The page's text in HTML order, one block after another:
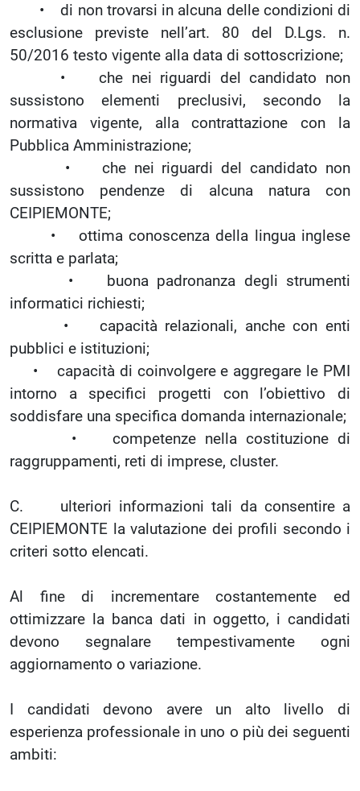
• di non trovarsi in alcuna delle condizioni di
esclusione previste nell’art. 80 del D.Lgs. n.
50/2016 testo vigente alla data di sottoscrizione;
• che nei riguardi del candidato non
sussistono elementi preclusivi, secondo la
normativa vigente, alla contrattazione con la
Pubblica Amministrazione;
• che nei riguardi del candidato non
sussistono pendenze di alcuna natura con
CEIPIEMONTE;
• ottima conoscenza della lingua inglese
scritta e parlata;
• buona padronanza degli strumenti
informatici richiesti;
• capacità relazionali, anche con enti
pubblici e istituzioni;
• capacità di coinvolgere e aggregare le PMI
intorno a specifici progetti con l’obiettivo di
soddisfare una specifica domanda internazionale;
• competenze nella costituzione di
raggruppamenti, reti di imprese, cluster.
C. ulteriori informazioni tali da consentire a
CEIPIEMONTE la valutazione dei profili secondo i
criteri sotto elencati.
Al fine di incrementare costantemente ed
ottimizzare la banca dati in oggetto, i candidati
devono segnalare tempestivamente ogni
aggiornamento o variazione.
I candidati devono avere un alto livello di
esperienza professionale in uno o più dei seguenti
ambiti: